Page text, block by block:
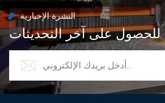
النشرة الإخبارية
على آخر التحديثات